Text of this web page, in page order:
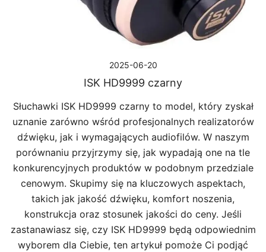
2025-06-20
ISK HD9999 czarny
Słuchawki ISK HD9999 czarny to model, który zyskał
uznanie zarówno wśród profesjonalnych realizatorów
dźwięku, jak i wymagających audiofilów. W naszym
porównaniu przyjrzymy się, jak wypadają one na tle
konkurencyjnych produktów w podobnym przedziale
cenowym. Skupimy się na kluczowych aspektach,
takich jak jakość dźwięku, komfort noszenia,
konstrukcja oraz stosunek jakości do ceny. Jeśli
zastanawiasz się, czy ISK HD9999 będą odpowiednim
wyborem dla Ciebie, ten artykuł pomoże Ci podjąć